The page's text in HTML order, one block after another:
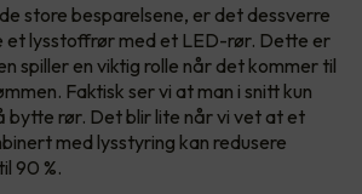
store besparelsene, er det dessverre
et lysstoffrør med et LED-rør. Dette er
spiller en viktig rolle når det kommer til
Faktisk ser vi at man i snitt kun
bytte rør. Det blir lite når vi vet at et
med lysstyring kan redusere
90 %.